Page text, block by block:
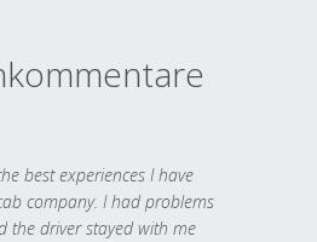
best experiences I have
company. I had problems
the driver stayed with me